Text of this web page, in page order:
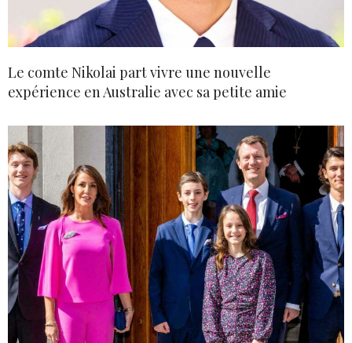
Le comte Nikolai part vivre une nouvelle
expérience en Australie avec sa petite amie